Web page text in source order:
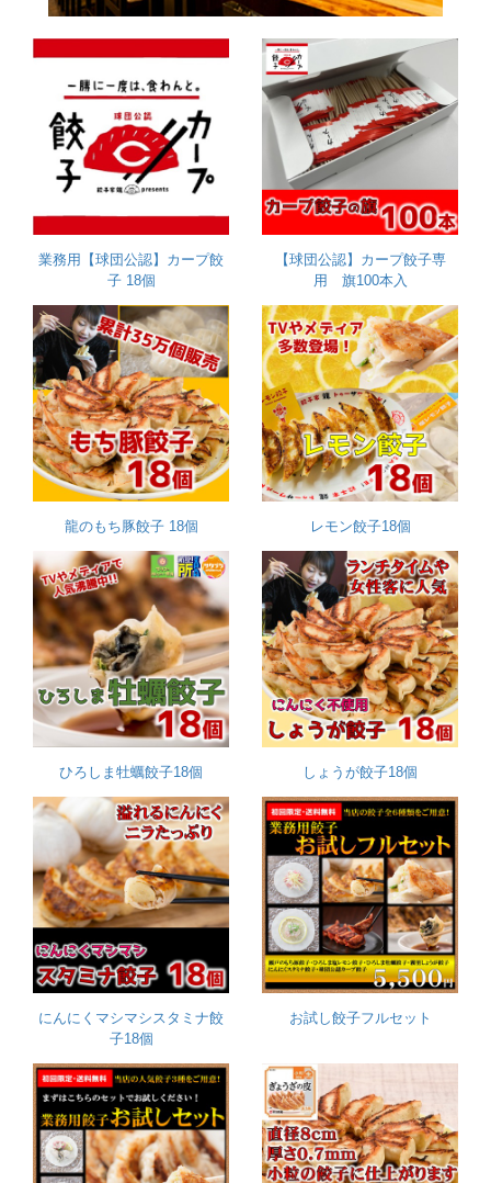
業務用【球団公認】カープ餃
子 18個
【球団公認】カープ餃子専
用 旗100本入
龍のもち豚餃子 18個 レモン餃子18個
ひろしま牡蠣餃子18個 しょうが餃子18個
にんにくマシマシスタミナ餃
子18個
お試し餃子フルセット